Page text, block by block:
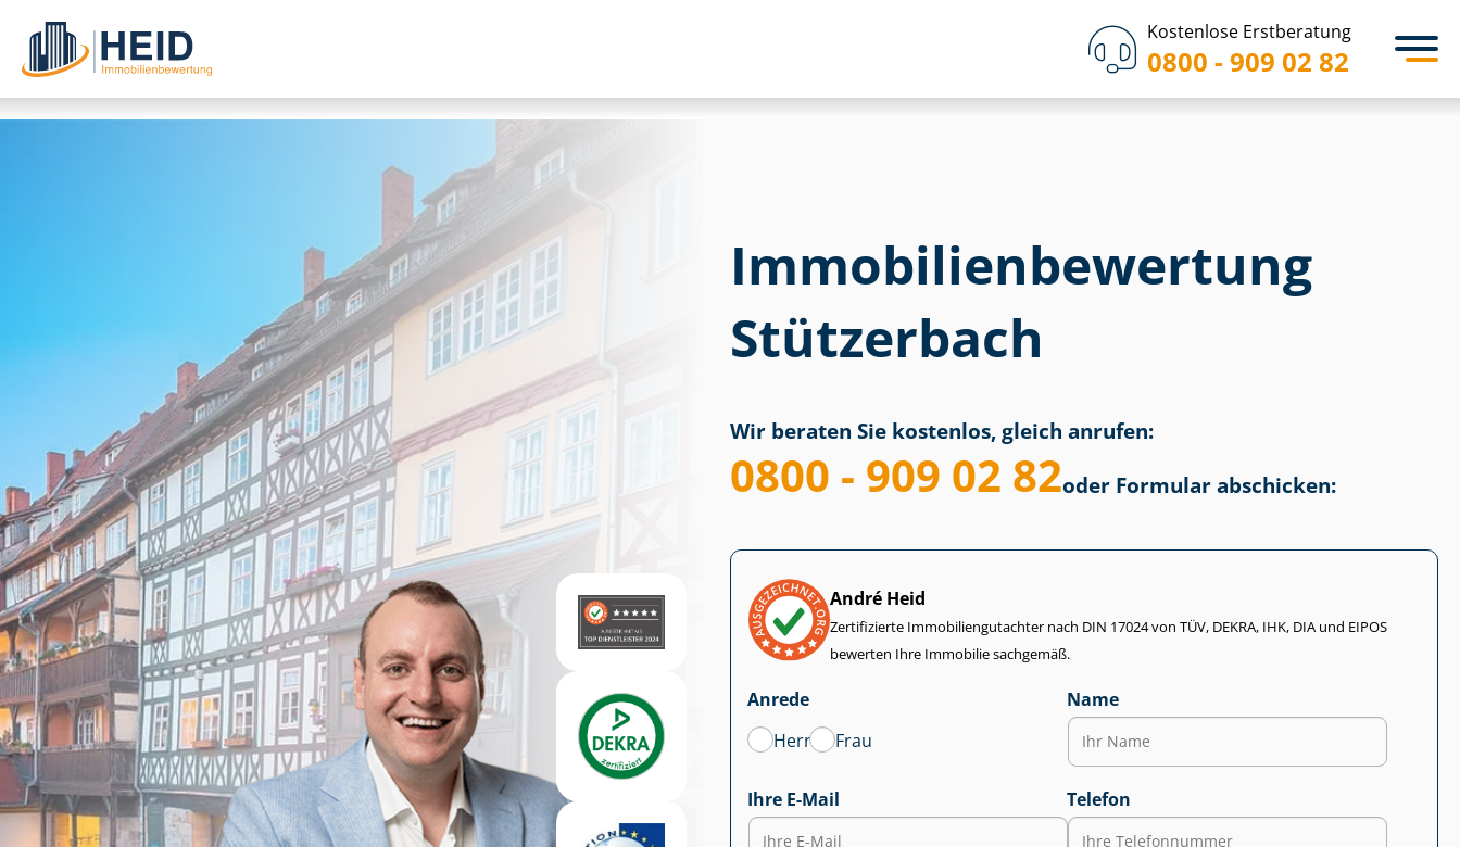
Kostenlose Erstberatung
0800 - 909 02 82
Immobilien­bewertung
Stützerbach
Wir beraten Sie kostenlos, gleich anrufen:
0800 - 909 02 82oder Formular abschicken:
André Heid
Zertifizierte Im­mo­bi­li­en­gut­ach­ter nach DIN 17024 von TÜV, DEKRA, IHK, DIA und EIPOS
bewerten Ihre Immobilie sachgemäß.
Anrede
Herr
Frau
Name
Ihre E-Mail Telefon